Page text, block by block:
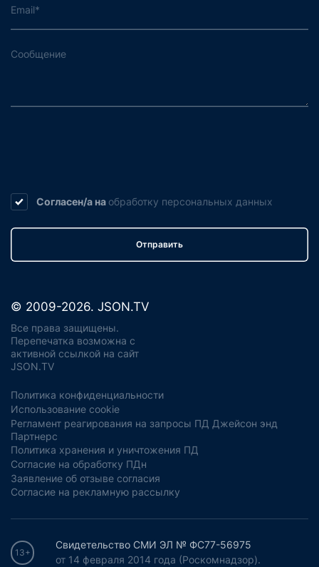
Согласен/а на обработку персональных данных
Отправить
© 2009-2026. JSON.TV
Все права защищены.
Перепечатка возможна с
активной ссылкой на сайт
JSON.TV
Политика конфиденциальности
Использование cookie
Регламент реагирования на запросы ПД Джейсон энд
Партнерс
Политика хранения и уничтожения ПД
Согласие на обработку ПДн
Заявление об отзыве согласия
Согласие на рекламную рассылку
13+
Свидетельство СМИ ЭЛ № ФС77-56975
от 14 февраля 2014 года (Роскомнадзор).